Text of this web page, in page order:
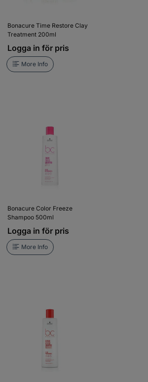
Bonacure Time Restore Clay
Treatment 200ml
Logga in för pris
More Info
Bonacure Color Freeze
Shampoo 500ml
Logga in för pris
More Info